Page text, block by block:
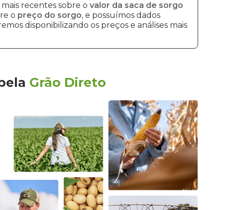
recentes sobre o valor da saca de sorgo
o preço do sorgo, e possuímos dados
disponibilizando os preços e análises mais
Grão Direto